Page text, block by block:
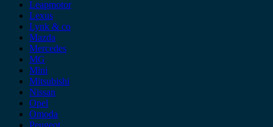
Leapmotor
Lexus
Lynk & co
Mazda
Mercedes
MG
Mini
Mitsubishi
Nissan
Opel
Omoda
Peugeot